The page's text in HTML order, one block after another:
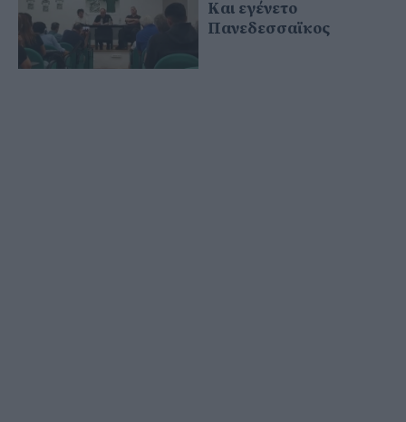
Και εγένετο
Πανεδεσσαϊκος